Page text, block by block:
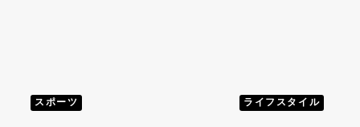
スポーツ ライフスタイル